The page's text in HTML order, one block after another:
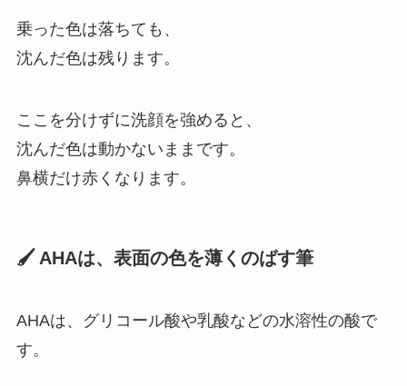
乗った色は落ちても、
沈んだ色は残ります。
ここを分けずに洗顔を強めると、
沈んだ色は動かないままです。
鼻横だけ赤くなります。
🖌 AHAは、表面の色を薄くのばす筆
AHAは、グリコール酸や乳酸などの水溶性の酸で
す。